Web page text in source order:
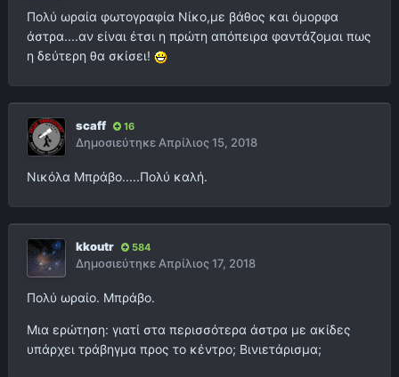
Πολύ ωραία φωτογραφία Νίκο,με βάθος και όμορφα
άστρα....αν είναι έτσι η πρώτη απόπειρα φαντάζομαι πως
η δεύτερη θα σκίσει!
scaff 16
ΔημοσιεύτηκεΑπρίλιος 15, 2018
Νικόλα Μπράβο.....Πολύ καλή.
kkoutr 584
ΔημοσιεύτηκεΑπρίλιος 17, 2018
Πολύ ωραίο. Μπράβο.
Μια ερώτηση: γιατί στα περισσότερα άστρα με ακίδες
υπάρχει τράβηγμα προς το κέντρο; Βινιετάρισμα;